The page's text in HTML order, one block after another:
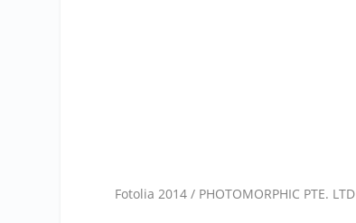
Fotolia 2014 / PHOTOMORPHIC PTE. LTD